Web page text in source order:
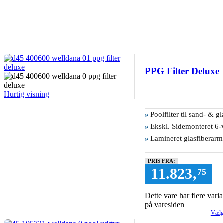
Hurtig visning
PPG Filter Deluxe
» Poolfilter til sand- &
» Ekskl. Sidemonteret
» Lamineret
PRIS FRA:
11.823,75
Dette vare har flere
på varesiden